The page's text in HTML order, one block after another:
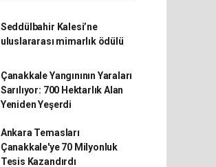
Seddülbahir Kalesi’ne
uluslararası mimarlık ödülü
Çanakkale Yangınının Yaraları
Sarılıyor: 700 Hektarlık Alan
Yeniden Yeşerdi
Ankara Temasları
Çanakkale'ye 70 Milyonluk
Tesis Kazandırdı